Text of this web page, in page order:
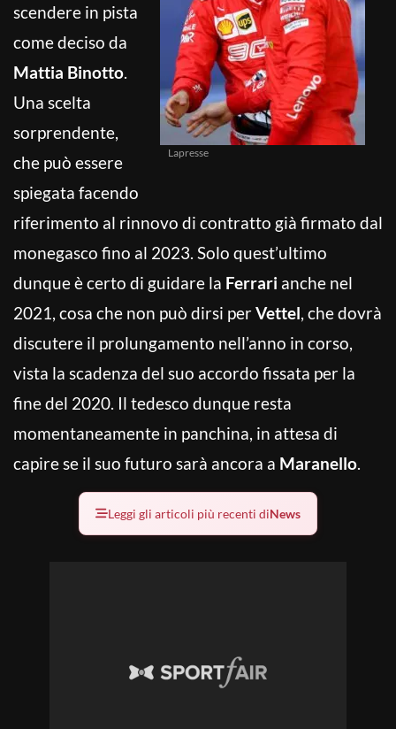
Lapresse
scendere in pista
come deciso da
Mattia Binotto.
Una scelta
sorprendente,
che può essere
spiegata facendo
riferimento al rinnovo di contratto già firmato dal
monegasco fino al 2023. Solo quest’ultimo
dunque è certo di guidare la Ferrari anche nel
2021, cosa che non può dirsi perVettel, che dovrà
discutere il prolungamento nell’anno in corso,
vista la scadenza del suo accordo fissata per la
fine del 2020. Il tedesco dunque resta
momentaneamente in panchina, in attesa di
capire se il suo futuro sarà ancora a Maranello.
Leggi gli articoli più recenti diNews